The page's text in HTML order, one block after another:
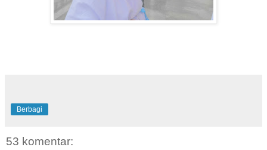
Berbagi
53 komentar: